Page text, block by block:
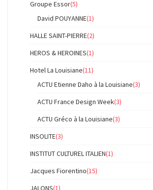
Groupe Essor(5)
David POUYANNE(1)
HALLE SAINT-PIERRE(2)
HEROS & HEROINES(1)
Hotel La Louisiane(11)
ACTU Etienne Daho à la Louisiane(3)
ACTU France Design Week(3)
ACTU Gréco à la Louisiane(3)
INSOLITE(3)
INSTITUT CULTUREL ITALIEN(1)
Jacques Fiorentino(15)
JALONS(1)